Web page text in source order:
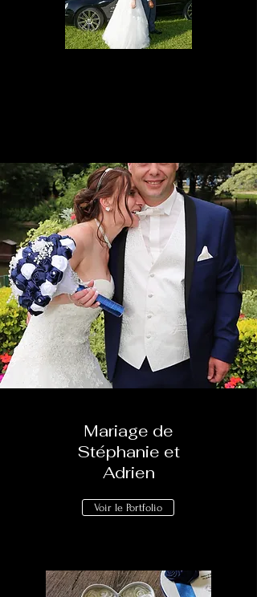
Mariage de
Stéphanie et
Adrien
Voir le Portfolio